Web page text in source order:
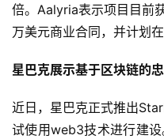
倍。Aalyria表示项目目前
万美元商业合同，并计划
星巴克展示基于区块链的
近日，星巴克正式推出
试使用web3技术进行建